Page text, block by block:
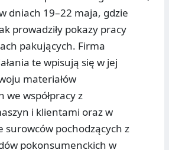
dniach 19–22 maja, gdzie
prowadziły pokazy pracy
pakujących. Firma
te wpisują się w jej
materiałów
we współpracy z
i klientami oraz w
surowców pochodzących z
pokonsumenckich w